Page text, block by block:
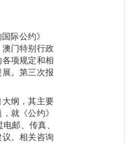
际公约》
门特别行政
项规定和相
。第三次报
纲，其主要
就《公约》
邮、传真、
。相关咨询